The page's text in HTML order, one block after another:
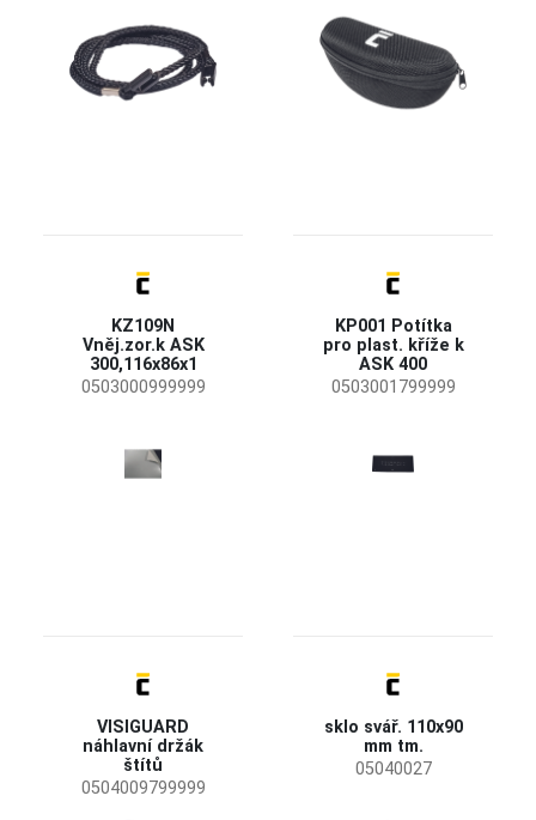
KZ109N
Vněj.zor.k ASK
300,116x86x1
0503000999999
KP001 Potítka
pro plast. kříže k
ASK 400
0503001799999
VISIGUARD
náhlavní držák
štítů
0504009799999
sklo svář. 110x90
mm tm.
05040027